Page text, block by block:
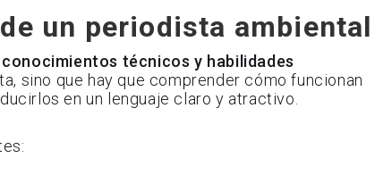
un periodista ambiental
conocimientos técnicos y habilidades
sino que hay que comprender cómo funcionan
en un lenguaje claro y atractivo.